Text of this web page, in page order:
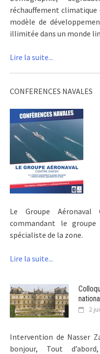
réchauffement
modèle de
illimitée dans un monde
Lire la suite...
CONFERENCES NAVALES
Le Groupe Aéronaval
commandant le
spécialiste de la zone.
Lire la suite...
2
Intervention de Nasser
bonjour, Tout